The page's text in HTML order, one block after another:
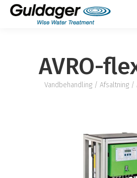
AVRO-
Vandbehandling/ Afsaltning/